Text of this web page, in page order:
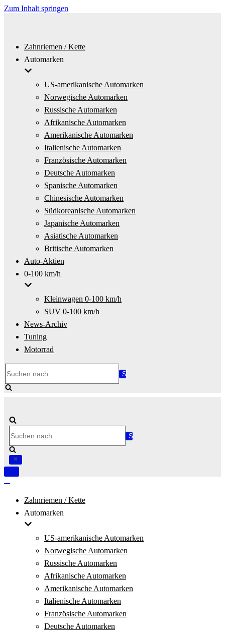
Zum Inhalt springen
Zahnriemen / Kette
Automarken
US-amerikanische Automarken
Norwegische Automarken
Russische Automarken
Afrikanische Automarken
Amerikanische Automarken
Italienische Automarken
Französische Automarken
Deutsche Automarken
Spanische Automarken
Chinesische Automarken
Südkoreanische Automarken
Japanische Automarken
Asiatische Automarken
Britische Automarken
Auto-Aktien
0-100 km/h
Kleinwagen 0-100 km/h
SUV 0-100 km/h
News-Archiv
Tuning
Motorrad
nach …
nach …
Navigation
Zahnriemen / Kette
Automarken
US-amerikanische Automarken
Norwegische Automarken
Russische Automarken
Afrikanische Automarken
Amerikanische Automarken
Italienische Automarken
Französische Automarken
Deutsche Automarken